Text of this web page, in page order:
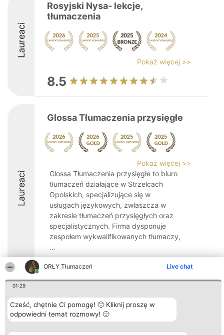
ORŁY Tłumaczeń Live chat
01:29
Cześć, chętnie Ci pomogę! 🙂 Kliknij proszę w
odpowiedni temat rozmowy! 🙂
Laureaci
Rosyjski Nysa- lekcje,
tłumaczenia
Pokaż więcej >>
8.5
Laureaci
Glossa Tłumaczenia przysięgłe
Pokaż więcej >>
Glossa Tłumaczenia przysięgłe to biuro
tłumaczeń działające w Strzelcach
Opolskich, specjalizujące się w
usługach językowych, zwłaszcza w
zakresie tłumaczeń przysięgłych oraz
specjalistycznych. Firma dysponuje
zespołem wykwalifikowanych tłumaczy,
...
8.9
Organizator plebiscytu
Bright Side Solutions sp. z o.
o. sp. k.
ul. Ruska 22
Plebiscyt
Laureaci
Lista
wszystkich
Kontakt